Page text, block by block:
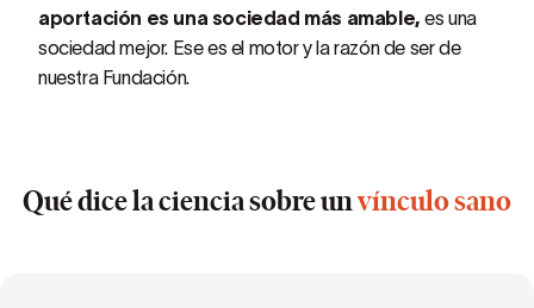
aportación es una sociedad más amable, es una
sociedad mejor. Ese es el motor y la razón de ser de
nuestra Fundación.
Qué dice la ciencia sobre unvínculosano